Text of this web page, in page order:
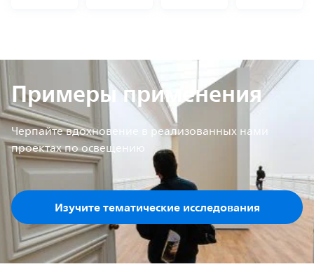
Примеры применения
Черпайте вдохновение в реализованных нами
проектах по освещению
Изучите тематические исследования